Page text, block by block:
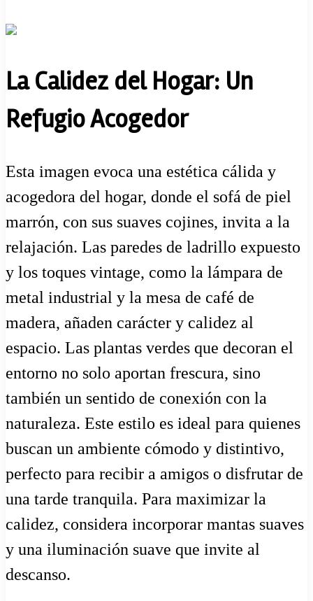
La Calidez del Hogar: Un
Refugio Acogedor
Esta imagen evoca una estética cálida y
acogedora del hogar, donde el sofá de piel
marrón, con sus suaves cojines, invita a la
relajación. Las paredes de ladrillo expuesto
y los toques vintage, como la lámpara de
metal industrial y la mesa de café de
madera, añaden carácter y calidez al
espacio. Las plantas verdes que decoran el
entorno no solo aportan frescura, sino
también un sentido de conexión con la
naturaleza. Este estilo es ideal para quienes
buscan un ambiente cómodo y distintivo,
perfecto para recibir a amigos o disfrutar de
una tarde tranquila. Para maximizar la
calidez, considera incorporar mantas suaves
y una iluminación suave que invite al
descanso.